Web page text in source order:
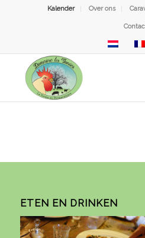
Kalender Over ons
ETEN EN DRINKEN